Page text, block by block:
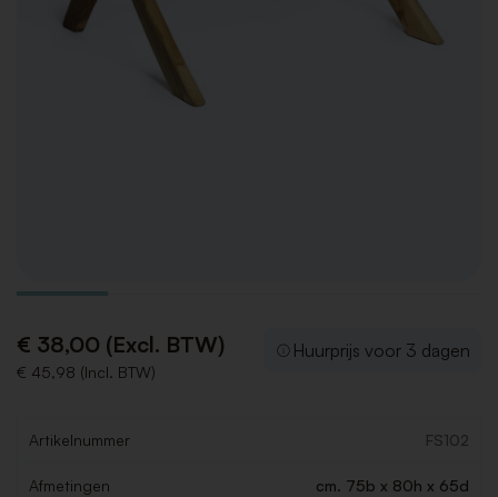
€ 38,00 (Excl. BTW)
€ 45,98 (Incl. BTW)
Huurprijs voor 3 dagen
Artikelnummer FS102
Afmetingen cm. 75b x 80h x 65d